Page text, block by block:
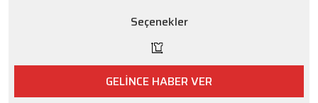
Seçenekler
GELİNCE HABER VER